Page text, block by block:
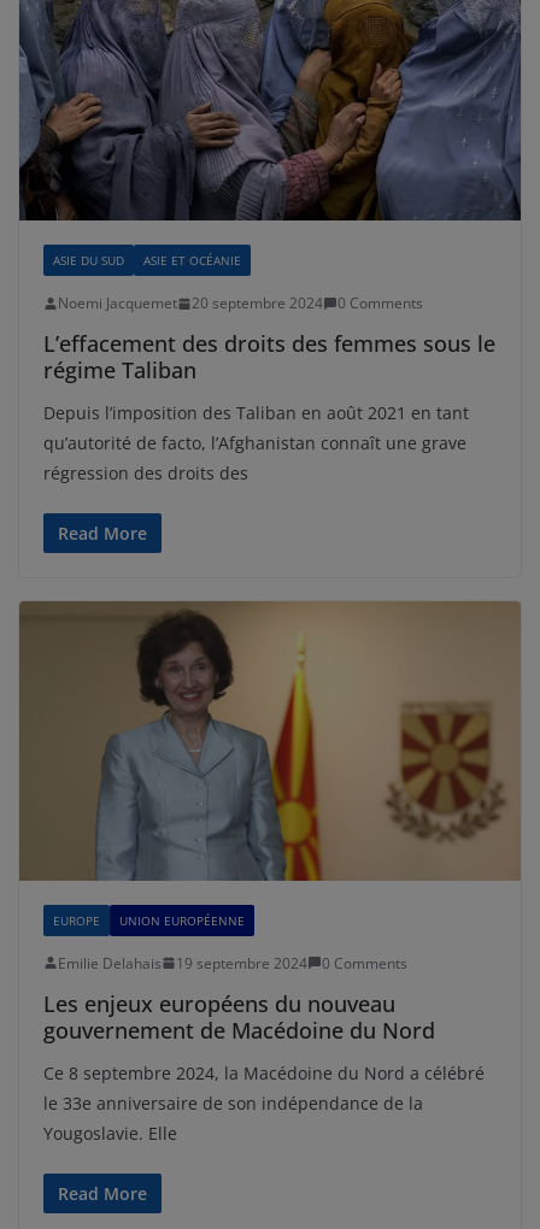
ASIE DU SUD ASIE ET OCÉANIE
Noemi Jacquemet 20 septembre 2024 0 Comments
L’effacement des droits des femmes sous le
régime Taliban
Depuis l’imposition des Taliban en août 2021 en tant
qu’autorité de facto, l’Afghanistan connaît une grave
régression des droits des
Read More
EUROPE UNION EUROPÉENNE
Emilie Delahais 19 septembre 2024 0 Comments
Les enjeux européens du nouveau
gouvernement de Macédoine du Nord
Ce 8 septembre 2024, la Macédoine du Nord a célébré
le 33e anniversaire de son indépendance de la
Yougoslavie. Elle
Read More